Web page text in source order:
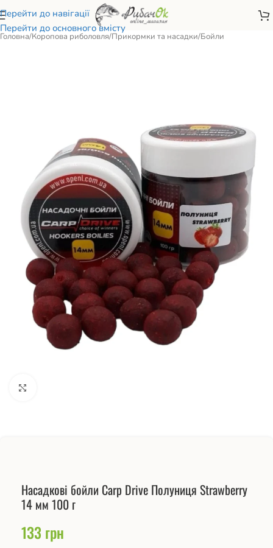
Перейти до навігації
Перейти до основного вмісту
Головна/Коропова риболовля/Прикормки та насадки/Бойли
Насадкові бойли Carp Drive Полуниця Strawberry
14 мм 100 г
133 грн